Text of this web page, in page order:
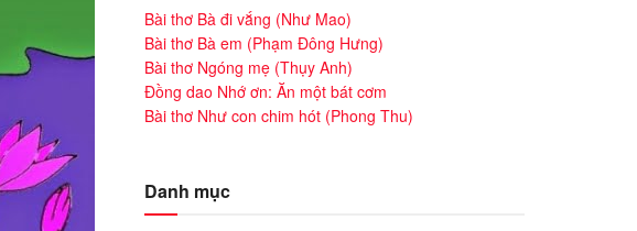
Bài thơ Bà đi vắng (Như Mao)
Bài thơ Bà em (Phạm Đông Hưng)
Bài thơ Ngóng mẹ (Thụy Anh)
Đồng dao Nhớ ơn: Ăn một bát cơm
Bài thơ Như con chim hót (Phong Thu)
Danh mục